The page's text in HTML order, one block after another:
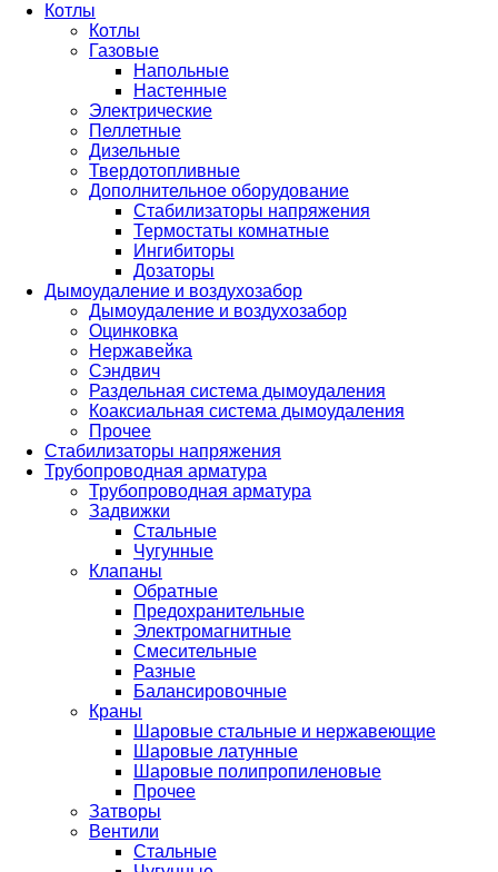
Котлы
Котлы
Газовые
Напольные
Настенные
Электрические
Пеллетные
Дизельные
Твердотопливные
Дополнительное оборудование
Стабилизаторы напряжения
Термостаты комнатные
Ингибиторы
Дозаторы
Дымоудаление и воздухозабор
Дымоудаление и воздухозабор
Оцинковка
Нержавейка
Сэндвич
Раздельная система дымоудаления
Коаксиальная система дымоудаления
Прочее
Стабилизаторы напряжения
Трубопроводная арматура
Трубопроводная арматура
Задвижки
Стальные
Чугунные
Клапаны
Обратные
Предохранительные
Электромагнитные
Смесительные
Разные
Балансировочные
Краны
Шаровые стальные и нержавеющие
Шаровые латунные
Шаровые полипропиленовые
Прочее
Затворы
Вентили
Стальные